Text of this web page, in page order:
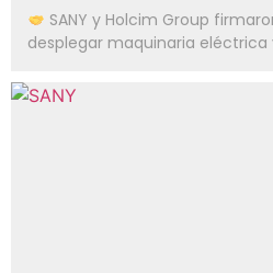
SANY y Holcim Group
desplegar maquinaria eléctrica